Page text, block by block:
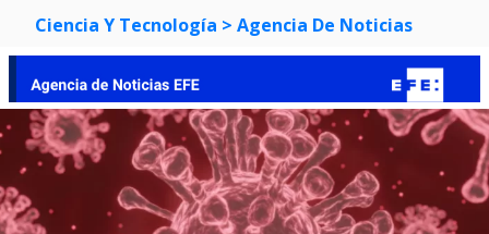
Ciencia Y Tecnología > Agencia De Noticias